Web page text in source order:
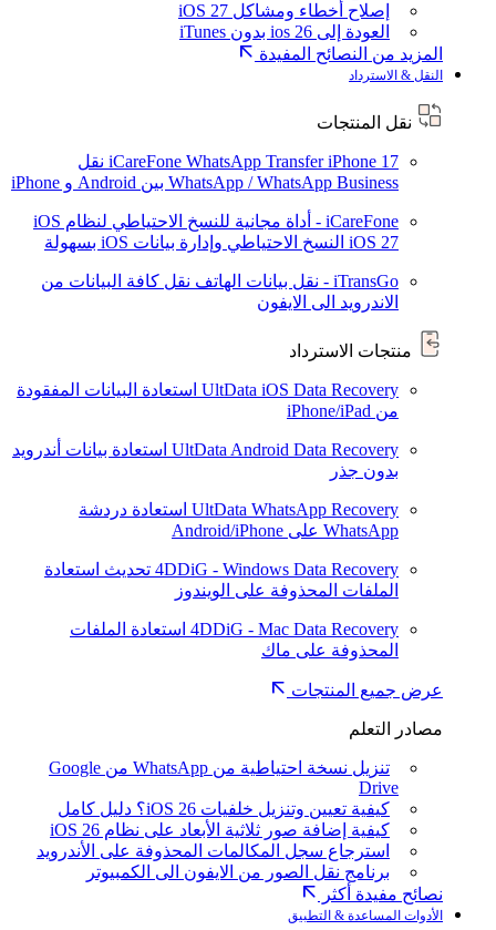
إصلاح أخطاء ومشاكل iOS 27
العودة إلى ios 26 بدون iTunes
المزيد من النصائح المفيدة
النقل & الاسترداد
نقل المنتجات
iCareFone WhatsApp TransferiPhone 17
نقل
WhatsApp / WhatsApp Business بين Android و iPhone
iCareFone - أداة مجانية للنسخ الاحتياطي لنظام iOS
iOS 27 النسخ الاحتياطي وإدارة بيانات iOS بسهولة
iTransGo - نقل بيانات الهاتف
نقل كافة البيانات من
الاندرويد الى الايفون
منتجات الاسترداد
UltData iOS Data Recovery استعادة البيانات المفقودة
من iPhone/iPad
UltData Android Data Recovery استعادة بيانات أندرويد
بدون جذر
UltData WhatsApp Recovery استعادة دردشة
WhatsApp على Android/iPhone
4DDiG - Windows Data Recovery تحديث استعادة
الملفات المحذوفة على الويندوز
4DDiG - Mac Data Recovery استعادة الملفات
المحذوفة على ماك
عرض جميع المنتجات
مصادر التعلم
تنزيل نسخة احتياطية من WhatsApp من Google
Drive
كيفية تعيين وتنزيل خلفيات iOS 26؟ دليل كامل
كيفية إضافة صور ثلاثية الأبعاد على نظام iOS 26
استرجاع سجل المكالمات المحذوفة على الأندرويد
برنامج نقل الصور من الايفون الى الكمبيوتر
نصائح مفيدة أكثر
الأدوات المساعدة & التطبيق